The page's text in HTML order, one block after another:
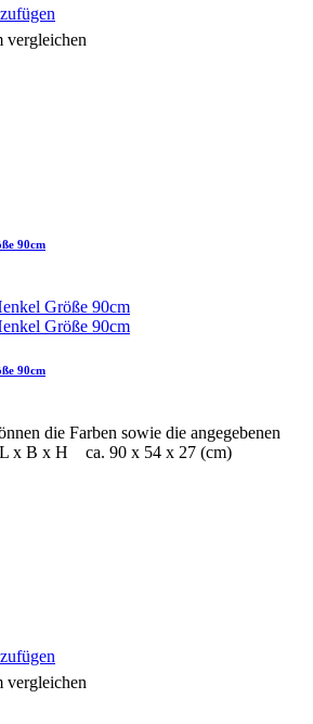
vergleichen
90cm
90cm
die Farben sowie die angegebenen
L x B x H ca. 90 x 54 x 27 (cm)
vergleichen